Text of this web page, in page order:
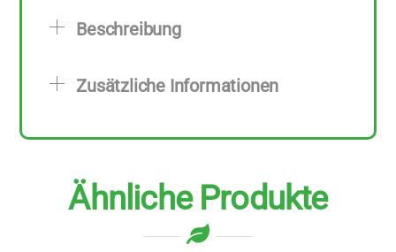
75
Beschreibung
Zusätzliche Informationen
Ähnliche Produkte